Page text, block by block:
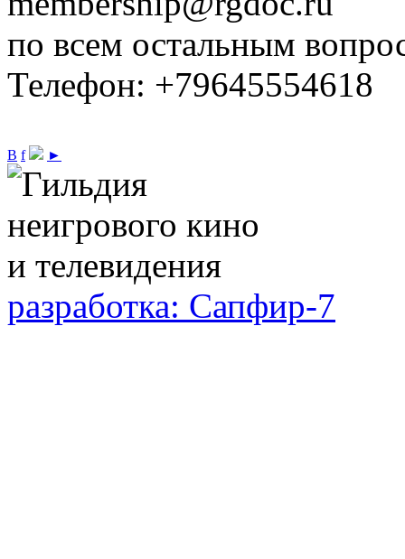
по всем остальным
Телефон: +79645554618
В f ►
разработка: Сапфир-7